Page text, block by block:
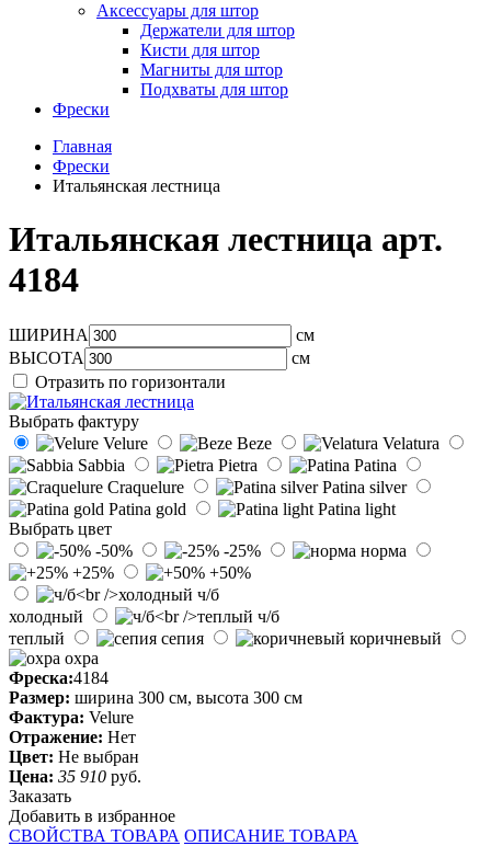
Аксессуары для штор
Держатели для штор
Кисти для штор
Магниты для штор
Подхваты для штор
Фрески
Главная
Фрески
Итальянская лестница
Итальянская лестница арт.
4184
ШИРИНА
см
ВЫСОТА
см
Отразить по горизонтали
Выбрать фактуру
Velure
Beze
Velatura
Sabbia
Pietra
Patina
Craquelure
Patina silver
Patina gold
Patina light
Выбрать цвет
-50%
-25%
норма
+25%
+50%
ч/б
холодный
ч/б
теплый
сепия
коричневый
охра
Фреска:4184
Размер: ширина 300 см, высота 300 см
Фактура: Velure
Отражение: Нет
Цвет: Не выбран
Цена: 35 910 руб.
Заказать
Добавить в избранное
СВОЙСТВА ТОВАРА ОПИСАНИЕ ТОВАРА